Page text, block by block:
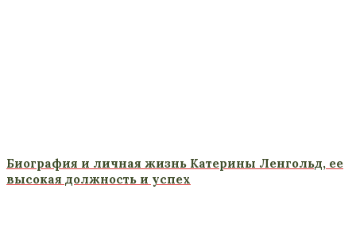
Биография и личная жизнь Катерины Ленгольд, ее
высокая должность и успех